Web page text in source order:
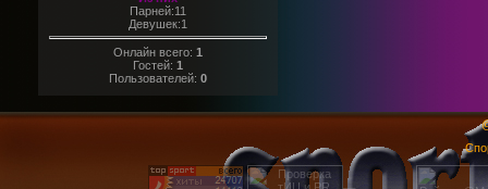
Парней:11
Девушек:1
Онлайн всего: 1
Гостей: 1
Пользователей: 0